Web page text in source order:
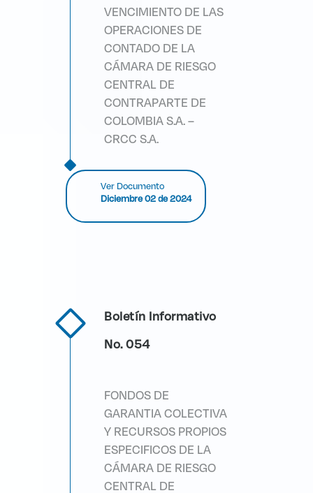
VENCIMIENTO DE LAS
OPERACIONES DE
CONTADO DE LA
CÁMARA DE RIESGO
CENTRAL DE
CONTRAPARTE DE
COLOMBIA S.A. –
CRCC S.A.
Ver Documento
Diciembre 02 de 2024
Boletín Informativo
No. 054
FONDOS DE
GARANTIA COLECTIVA
Y RECURSOS PROPIOS
ESPECIFICOS DE LA
CÁMARA DE RIESGO
CENTRAL DE